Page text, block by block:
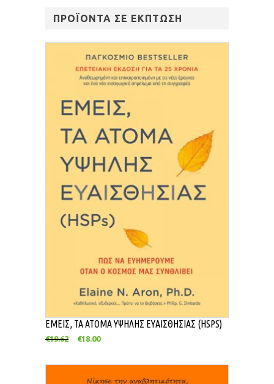
ΠΡΟΪΟΝΤΑ ΣΕ ΕΚΠΤΩΣΗ
ΕΜΕΙΣ, ΤΑ ΑΤΟΜΑ ΥΨΗΛΗΣ ΕΥΑΙΣΘΗΣΙΑΣ (HSPS)
€19.62 €18.00